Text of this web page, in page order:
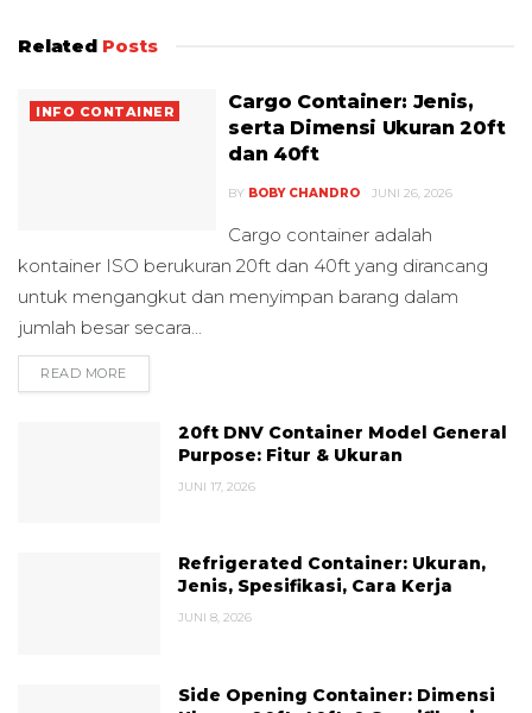
Related Posts
INFO CONTAINER
Cargo Container: Jenis,
serta Dimensi Ukuran 20ft
dan 40ft
BY BOBY CHANDRO JUNI 26, 2026
Cargo container adalah
kontainer ISO berukuran 20ft dan 40ft yang dirancang
untuk mengangkut dan menyimpan barang dalam
jumlah besar secara...
READ MORE
20ft DNV Container Model General
Purpose: Fitur & Ukuran
JUNI 17, 2026
Refrigerated Container: Ukuran,
Jenis, Spesifikasi, Cara Kerja
JUNI 8, 2026
Side Opening Container: Dimensi